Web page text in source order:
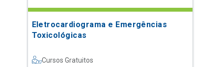
Eletrocardiograma e Emergências
Toxicológicas
Cursos Gratuitos